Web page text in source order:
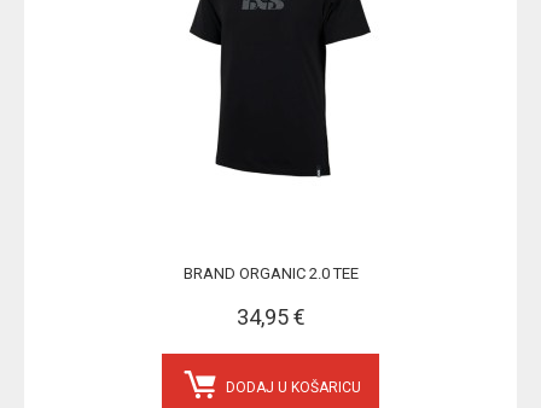
BRAND ORGANIC 2.0 TEE
34,95 €
DODAJ U KOŠARICU